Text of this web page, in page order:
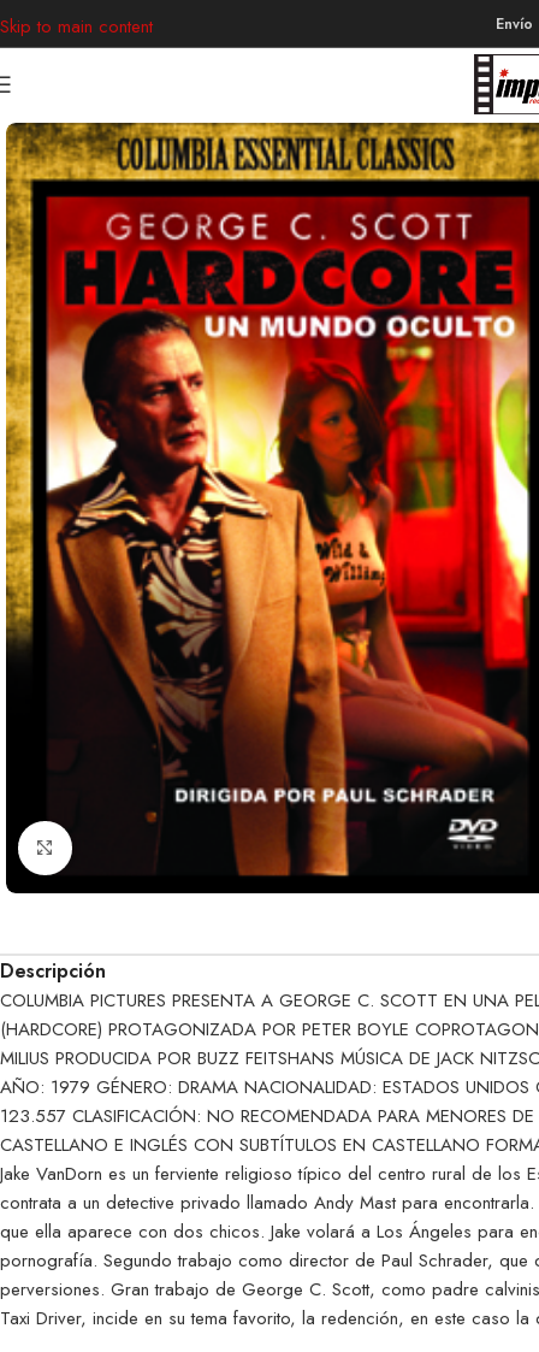
Skip to main content
Clic para ampliar
Descripción
COLUMBIA PICTURES PRESENTA A GEORGE C. SCOTT EN UNA
(HARDCORE) PROTAGONIZADA POR PETER BOYLE
MILIUS PRODUCIDA POR BUZZ FEITSHANS MÚSICA DE JACK
AÑO: 1979 GÉNERO: DRAMA NACIONALIDAD: ESTADOS UNIDOS
123.557 CLASIFICACIÓN: NO RECOMENDADA PARA MENORES
CASTELLANO E INGLÉS CON SUBTÍTULOS EN CASTELLANO
Jake VanDorn es un ferviente religioso típico del centro rural de los
contrata a un detective privado llamado Andy Mast para
que ella aparece con dos chicos. Jake volará a Los Ángeles para
pornografía. Segundo trabajo como director de Paul Schrader,
perversiones. Gran trabajo de George C. Scott, como padre
Taxi Driver, incide en su tema favorito, la redención, en este caso